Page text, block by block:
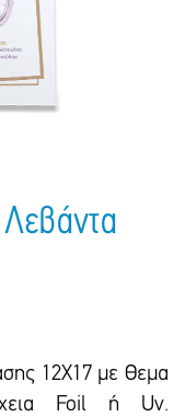
12Χ17 με Θεμα
Foil ή Uv.